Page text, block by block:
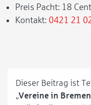
Preis Pacht: 18
Kontakt: 0421 21
Dieser Beitrag ist
„Vereine in Bremen